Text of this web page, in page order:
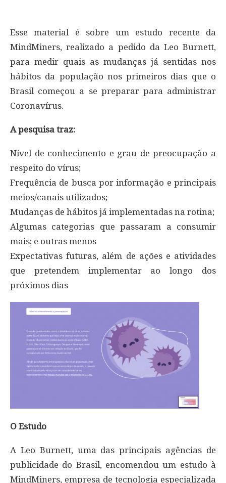
Esse material é sobre um estudo recente da
MindMiners, realizado a pedido da Leo Burnett,
para medir quais as mudanças já sentidas nos
hábitos da população nos primeiros dias que o
Brasil começou a se preparar para administrar
Coronavírus.
A pesquisa traz:
Nível de conhecimento e grau de preocupação a
respeito do vírus;
Frequência de busca por informação e principais
meios/canais utilizados;
Mudanças de hábitos já implementadas na rotina;
Algumas categorias que passaram a consumir
mais; e outras menos
Expectativas futuras, além de ações e atividades
que pretendem implementar ao longo dos
próximos dias
O Estudo
A Leo Burnett, uma das principais agências de
publicidade do Brasil, encomendou um estudo à
MindMiners, empresa de tecnologia especializada